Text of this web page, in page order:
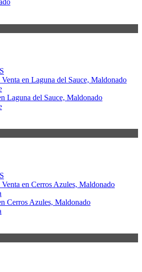
Laguna del Sauce, Maldonado
Cerros Azules, Maldonado